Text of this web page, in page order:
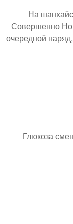
На
Совершенно
очередной
Глюкоза